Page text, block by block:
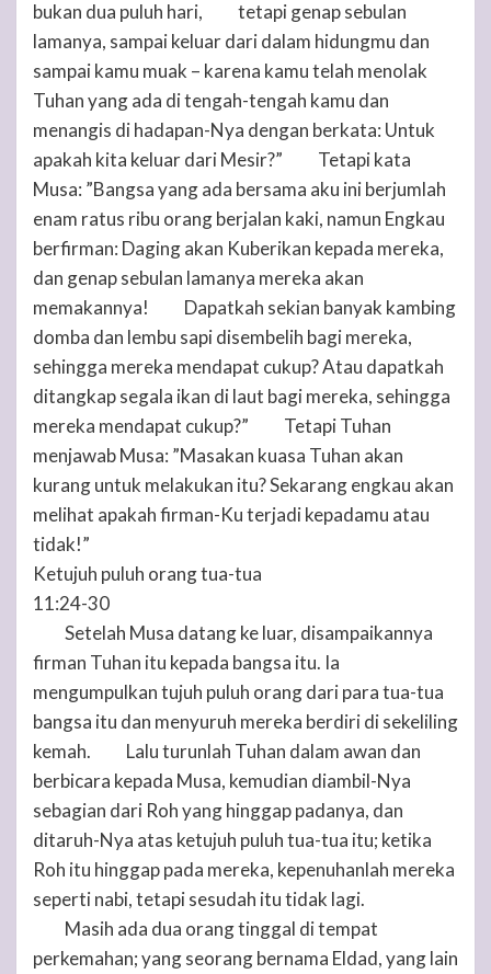
bukan dua puluh hari,
tetapi genap sebulan
lamanya, sampai keluar dari dalam hidungmu dan
sampai kamu muak – karena kamu telah menolak
Tuhanyang ada di tengah-tengah kamu dan
menangis di hadapan-Nya dengan berkata: Untuk
apakah kita keluar dari Mesir?”
Tetapi kata
Musa: ”Bangsa yang ada bersama aku ini berjumlah
enam ratus ribu orang berjalan kaki, namun Engkau
berfirman: Daging akan Kuberikan kepada mereka,
dan genap sebulan lamanya mereka akan
memakannya!
Dapatkah sekian banyak kambing
domba dan lembu sapi disembelih bagi mereka,
sehingga mereka mendapat cukup? Atau dapatkah
ditangkap segala ikan di laut bagi mereka, sehingga
mereka mendapat cukup?”
TetapiTuhan
menjawab Musa: ”Masakan kuasa Tuhan akan
kurang untuk melakukan itu? Sekarang engkau akan
melihat apakah firman-Ku terjadi kepadamu atau
tidak!”
Ketujuh puluh orang tua-tua
11:24-30
Setelah Musa datang ke luar, disampaikannya
firman Tuhan itu kepada bangsa itu. Ia
mengumpulkan tujuh puluh orang dari para tua-tua
bangsa itu dan menyuruh mereka berdiri di sekeliling
kemah.
Lalu turunlah Tuhan dalam awan dan
berbicara kepada Musa, kemudian diambil-Nya
sebagian dari Roh yang hinggap padanya, dan
ditaruh-Nya atas ketujuh puluh tua-tua itu; ketika
Roh itu hinggap pada mereka, kepenuhanlah mereka
seperti nabi, tetapi sesudah itu tidak lagi.
Masih ada dua orang tinggal di tempat
perkemahan; yang seorang bernama Eldad, yang lain